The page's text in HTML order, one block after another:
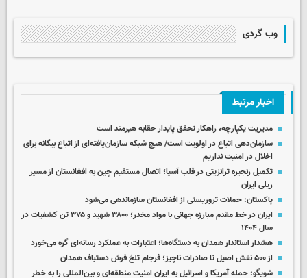
وب گردی
اخبار مرتبط
مدیریت یکپارچه، راهکار تحقق پایدار حقابه هیرمند است
سازمان‌دهی اتباع در اولویت است/ هیچ شبکه سازمان‌یافته‌ای از اتباع بیگانه برای
اخلال در امنیت نداریم
تکمیل زنجیره ترانزیتی در قلب آسیا؛ اتصال مستقیم چین به افغانستان از مسیر
ریلی ایران
پاکستان: حملات تروریستی از افغانستان سازماندهی می‌شود
ایران در خط مقدم مبارزه جهانی با مواد مخدر؛ ۳۸۰۰ شهید و ۳۷۵ تن کشفیات در
سال ۱۴۰۴
هشدار استاندار همدان به دستگاه‌ها؛ اعتبارات به عملکرد رسانه‌ای گره می‌خورد
از ۵۰۰ نقش اصیل تا صادرات ناچیز؛ فرجام تلخ فرش دستباف همدان
شویگو: حمله آمریکا و اسرائیل به ایران امنیت منطقه‌ای و بین‌المللی را به خطر